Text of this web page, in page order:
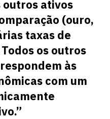
ativos
(ouro,
taxas de
os outros
às
com um